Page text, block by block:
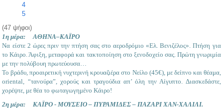
4
5
(47 ψήφοι)
1η μέρα: ΑΘΗΝΑ–ΚΑΪΡΟ
Να είστε 2 ώρες πριν την πτήση σας στο αεροδρόμιο «Ελ. Βενιζέλος». Πτήση για
το Κάιρο. Άφιξη, μεταφορά και τακτοποίηση στο ξενοδοχείο σας. Πρώτη γνωριμία
με την πολύβουη πρωτεύουσα…
Το βράδυ, προαιρετική νυχτερινή κρουαζιέρα στο Νείλο (45€), με δείπνο και θέαμα,
oriental, “τανούρα”, χορούς και τραγούδια απ’ όλη την Αίγυπτο. Διασκεδάστε,
χορέψτε, με θέα το φωταγωγημένο Κάιρο!
2η μέρα: ΚΑΪΡΟ - ΜΟΥΣΕΙΟ – ΠΥΡΑΜΙΔΕΣ – ΠΑΖΑΡΙ ΧΑΝ-ΧΑΛΙΛΙ.